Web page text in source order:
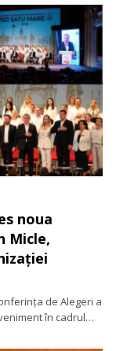
noua
Micle,
de Alegeri a
în cadrul…